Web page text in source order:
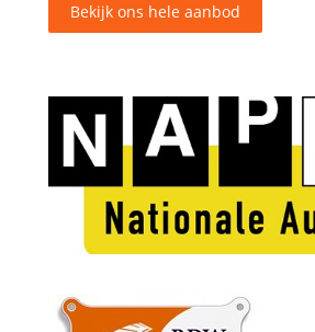
Bekijk ons hele aanbod